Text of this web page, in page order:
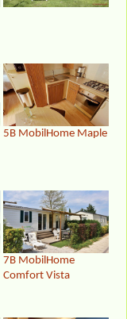
5B MobilHome Maple
7B MobilHome
Comfort Vista